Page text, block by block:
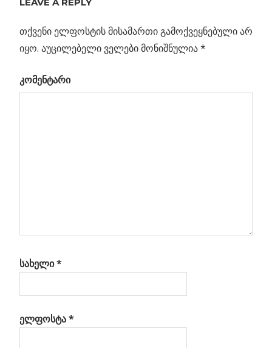
პოსტის
ნავიგაცია
Previous
Post:
დედამიწელებს
უცხოპლანეტელების
არ ჰყოფნით
თქვენი ელფოსტის მისამართი გამოქვეყნებული არ
იყო. აუცილებელი ველები მონიშნულია*
კომენტარი
სახელი*
ელფოსტა*